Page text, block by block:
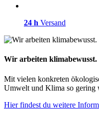
24 h Versand
Wir arbeiten klimabewusst.
Mit vielen konkreten
Umwelt und Klima so gering
Hier findest du weitere